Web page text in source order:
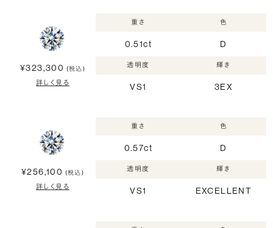
¥323,300 (税込)
詳しく見る
重さ
0.51ct
色
D
透明度
VS1
輝き
3EX
¥256,100 (税込)
詳しく見る
重さ
0.57ct
色
D
透明度
VS1
輝き
EXCELLENT